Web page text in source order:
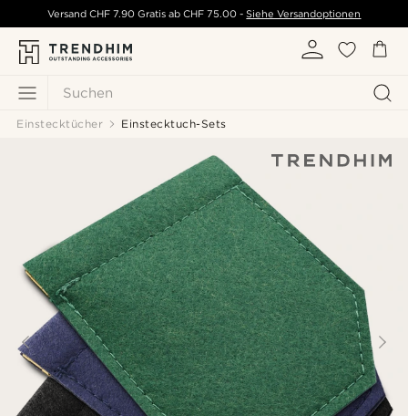
Suchen
Versand CHF 7.90 Gratis ab CHF 75.00 - Siehe Versandoptionen
Einstecktücher Einstecktuch-Sets